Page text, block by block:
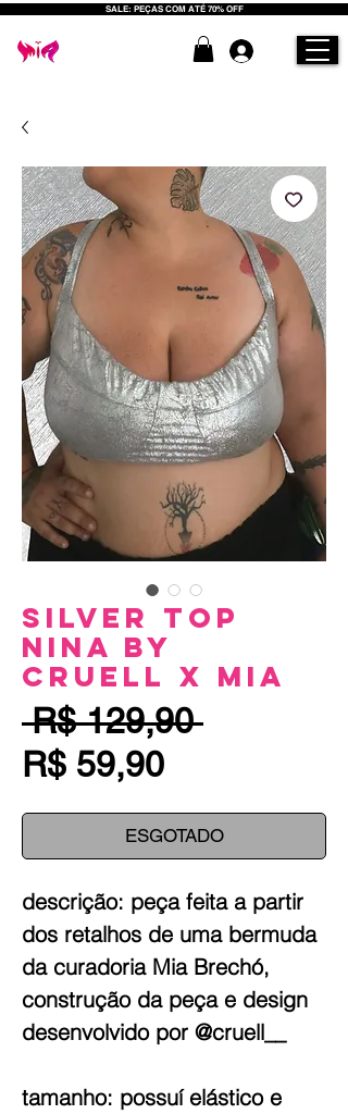
SALE: PEÇAS COM ATÉ 70% OFF
Silver Top
Nina by
Cruell x MIA
R$ 129,90 Preço
R$ 59,90Preço
promocional
ESGOTADO
descrição: peça feita a partir
dos retalhos de uma bermuda
da curadoria Mia Brechó,
construção da peça e design
desenvolvido por @cruell__
tamanho: possuí elástico e